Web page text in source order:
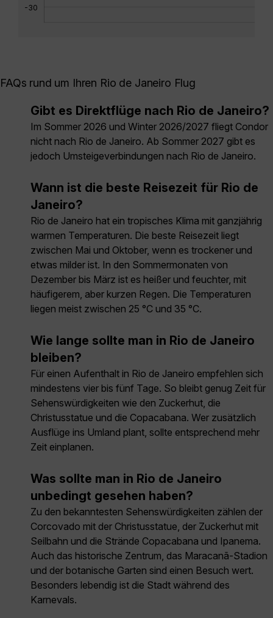
-30
FAQs rund um Ihren Rio de Janeiro Flug
Gibt es Direktflüge nach Rio de Janeiro?
Im Sommer 2026 und Winter 2026/2027 fliegt Condor
nicht nach Rio de Janeiro. Ab Sommer 2027 gibt es
jedoch Umsteigeverbindungen nach Rio de Janeiro.
Wann ist die beste Reisezeit für Rio de
Janeiro?
Rio de Janeiro hat ein tropisches Klima mit ganzjährig
warmen Temperaturen. Die beste Reisezeit liegt
zwischen Mai und Oktober, wenn es trockener und
etwas milder ist. In den Sommermonaten von
Dezember bis März ist es heißer und feuchter, mit
häufigerem, aber kurzen Regen. Die Temperaturen
liegen meist zwischen 25 °C und 35 °C.
Wie lange sollte man in Rio de Janeiro
bleiben?
Für einen Aufenthalt in Rio de Janeiro empfehlen sich
mindestens vier bis fünf Tage. So bleibt genug Zeit für
Sehenswürdigkeiten wie den Zuckerhut, die
Christusstatue und die Copacabana. Wer zusätzlich
Ausflüge ins Umland plant, sollte entsprechend mehr
Zeit einplanen.
Was sollte man in Rio de Janeiro
unbedingt gesehen haben?
Zu den bekanntesten Sehenswürdigkeiten zählen der
Corcovado mit der Christusstatue, der Zuckerhut mit
Seilbahn und die Strände Copacabana und Ipanema.
Auch das historische Zentrum, das Maracanã-Stadion
und der botanische Garten sind einen Besuch wert.
Besonders lebendig ist die Stadt während des
Karnevals.